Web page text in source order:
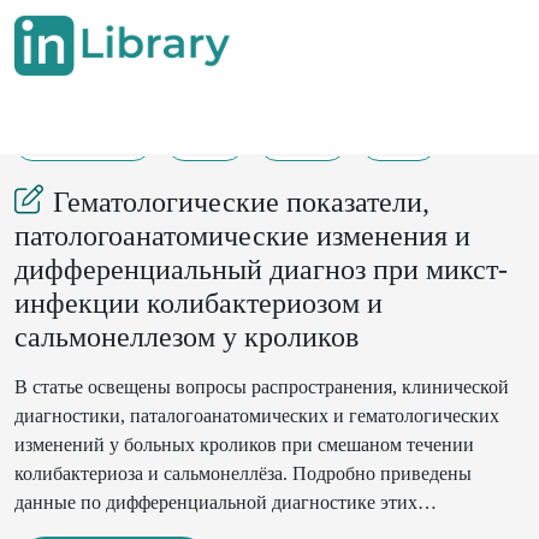
Гематологические показатели,
патологоанатомические изменения и
дифференциальный диагноз при микст-
инфекции колибактериозом и
сальмонеллезом у кроликов
В статье освещены вопросы распространения, клинической
диагностики, паталогоанатомических и гематологических
изменений у больных кроликов при смешаном течении
колибактериоза и сальмонеллёза. Подробно приведены
данные по дифференциальной диагностике этих